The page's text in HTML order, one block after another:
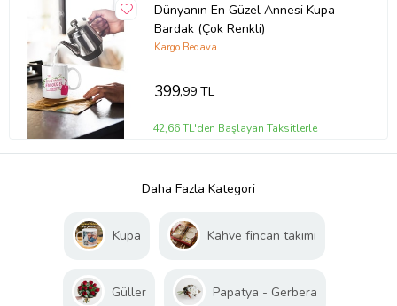
Dünyanın En Güzel Annesi Kupa
Bardak (Çok Renkli)
Kargo Bedava
399,99 TL
42,66 TL'den Başlayan Taksitlerle
Daha Fazla Kategori
Kupa Kahve fincan takımı
Güller Papatya - Gerbera